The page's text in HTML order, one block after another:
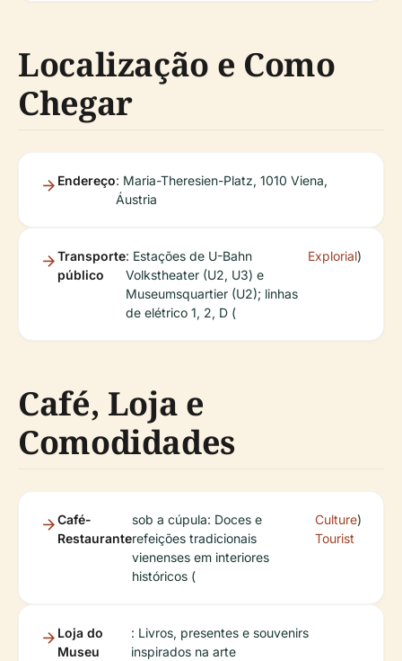
Localização e Como
Chegar
Endereço: Maria-Theresien-Platz, 1010 Viena,
Áustria
Transporte
público
: Estações de U-Bahn
Volkstheater (U2, U3) e
Museumsquartier (U2); linhas
de elétrico 1, 2, D (
Explorial)
Café, Loja e
Comodidades
Café-
Restaurante
sob a cúpula: Doces e
refeições tradicionais
vienenses em interiores
históricos (
Culture
Tourist
)
Loja do
Museu
: Livros, presentes e souvenirs
inspirados na arte